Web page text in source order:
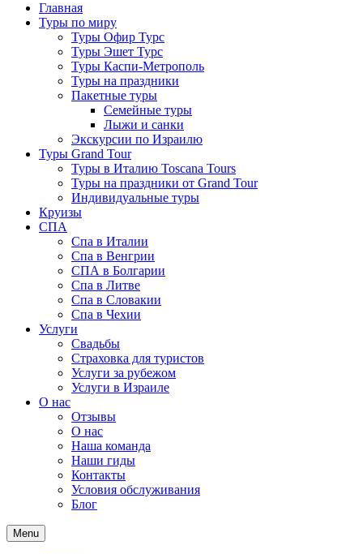
Главная
Туры по миру
Туры Офир Турс
Туры Эшет Турс
Туры Каспи-Метрополь
Туры на праздники
Пакетные туры
Семейные туры
Лыжи и санки
Экскурсии по Израилю
Туры Grand Tour
Туры в Италию Toscana Tours
Туры на праздники от Grand Tour
Индивидуальные туры
Круизы
СПА
Спа в Италии
Спа в Венгрии
СПА в Болгарии
Спа в Литве
Спа в Словакии
Спа в Чехии
Услуги
Свадьбы
Страховка для туристов
Услуги за рубежом
Услуги в Израиле
О нас
Отзывы
О нас
Наша команда
Наши гиды
Контакты
Условия обслуживания
Блог
Menu